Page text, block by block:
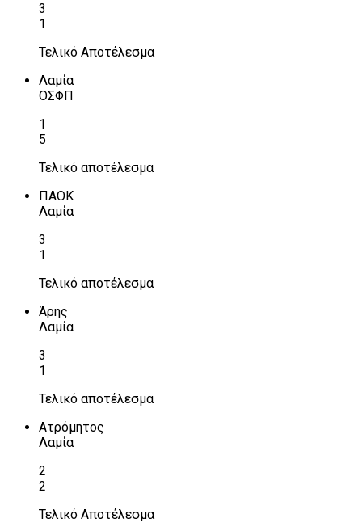
3
1
Τελικό Αποτέλεσμα
Λαμία
ΟΣΦΠ
1
5
Τελικό αποτέλεσμα
ΠΑΟΚ
Λαμία
3
1
Τελικό αποτέλεσμα
Άρης
Λαμία
3
1
Τελικό αποτέλεσμα
Ατρόμητος
Λαμία
2
2
Τελικό Αποτέλεσμα